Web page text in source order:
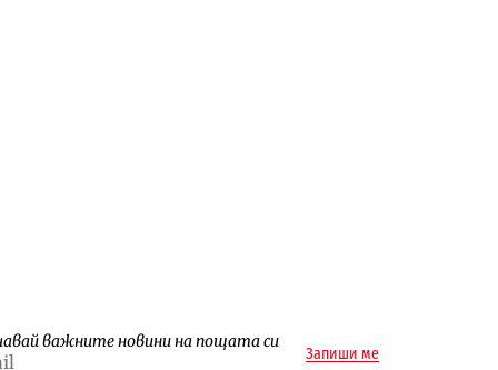
важните новини на пощата си
Запиши ме